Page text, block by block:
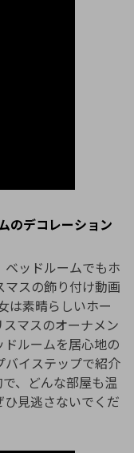
のデコレーション
ベッドルームでもホ
マスの飾り付け動画
は素晴らしいホー
マスのオーナメン
ドルームを居心地の
バイステップで紹介
、どんな部屋も温
見逃さないでくだ